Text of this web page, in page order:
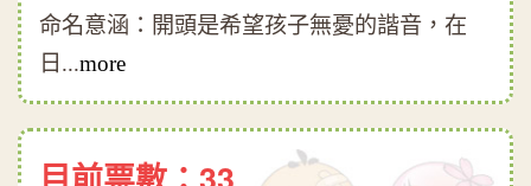
命名意涵：開頭是希望孩子無憂的諧音，在
日...more